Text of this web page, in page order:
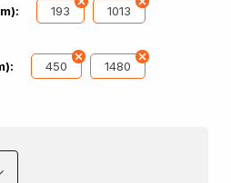
193
1013
450 1480